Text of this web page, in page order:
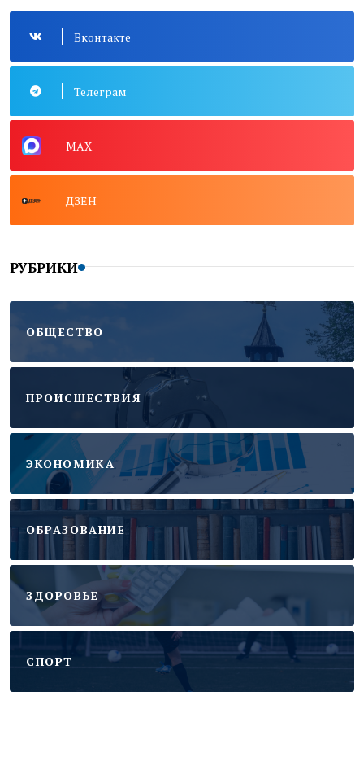
Вконтакте
Телеграм
MAX
ДЗЕН
РУБРИКИ
ОБЩЕСТВО
ПРОИСШЕСТВИЯ
ЭКОНОМИКА
ОБРАЗОВАНИЕ
ЗДОРОВЬЕ
CПОРТ